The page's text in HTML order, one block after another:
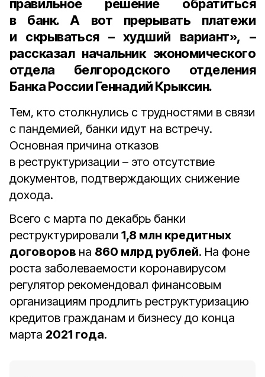
правильное решение обратиться
в банк. А вот прерывать платежи
и скрываться – худший вариант», –
рассказал начальник экономического
отдела белгородского отделения
Банка России Геннадий Крыксин.
Тем, кто столкнулись с трудностями в связи
с пандемией, банки идут на встречу.
Основная причина отказов
в реструктуризации – это отсутствие
документов, подтверждающих снижение
дохода.
Всего с марта по декабрь банки
реструктурировали 1,8 млн кредитных
договоров на 860 млрд рублей. На фоне
роста заболеваемости коронавирусом
регулятор рекомендовал финансовым
организациям продлить реструктуризацию
кредитов гражданам и бизнесу до конца
марта 2021 года.